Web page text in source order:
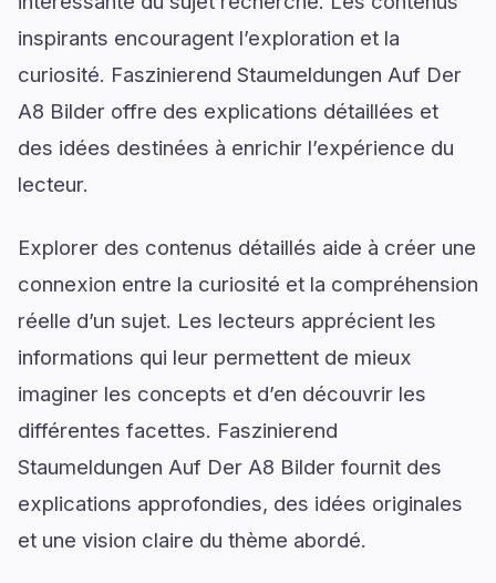
inspirants encouragent l’exploration et la
curiosité. Faszinierend Staumeldungen Auf Der
A8 Bilder offre des explications détaillées et
des idées destinées à enrichir l’expérience du
lecteur.
Explorer des contenus détaillés aide à créer une
connexion entre la curiosité et la compréhension
réelle d’un sujet. Les lecteurs apprécient les
informations qui leur permettent de mieux
imaginer les concepts et d’en découvrir les
différentes facettes. Faszinierend
Staumeldungen Auf Der A8 Bilder fournit des
explications approfondies, des idées originales
et une vision claire du thème abordé.